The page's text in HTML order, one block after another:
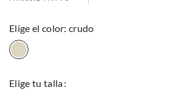
: crudo